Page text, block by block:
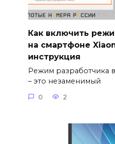
Как включить
на смартфоне
инструкция
Режим разработчика
– это незаменимый
0 2